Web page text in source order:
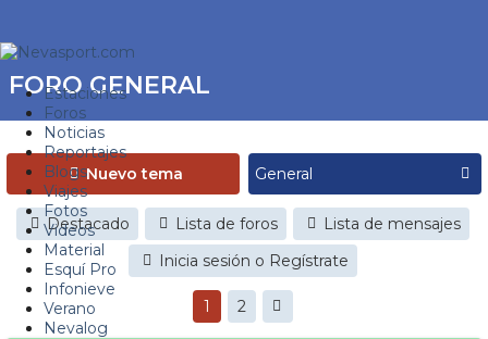
Estaciones
Foros
Noticias
Reportajes
Blogs
Viajes
Fotos
Videos
Material
Esquí Pro
Infonieve
Verano
Nevalog
FORO GENERAL
Nuevo tema
Destacado Lista de foros
Lista de mensajes
Inicia sesión o Regístrate
1 2